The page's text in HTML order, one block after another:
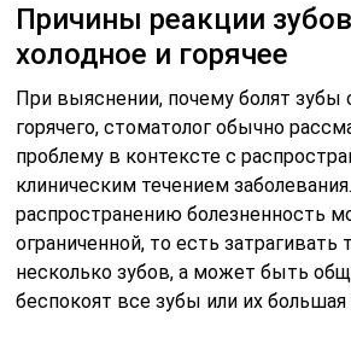
Причины реакции
холодное и горячее
При выяснении, почему болят зубы
горячего, стоматолог обычно
проблему в контексте с
клиническим течением
распространению болезненность
ограниченной, то есть затрагивать
несколько зубов, а может быть
беспокоят все зубы или их большая